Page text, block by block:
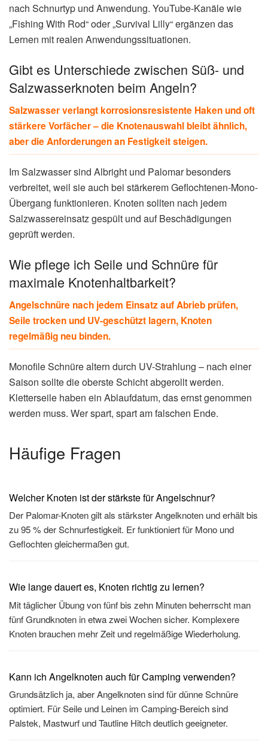
nach Schnurtyp und Anwendung. YouTube-Kanäle wie
„Fishing With Rod“ oder „Survival Lilly“ ergänzen das
Lernen mit realen Anwendungssituationen.
Gibt es Unterschiede zwischen Süß- und
Salzwasserknoten beim Angeln?
Salzwasser verlangt korrosionsresistente Haken und oft
stärkere Vorfächer – die Knotenauswahl bleibt ähnlich,
aber die Anforderungen an Festigkeit steigen.
Im Salzwasser sind Albright und Palomar besonders
verbreitet, weil sie auch bei stärkerem Geflochtenen-Mono-
Übergang funktionieren. Knoten sollten nach jedem
Salzwassereinsatz gespült und auf Beschädigungen
geprüft werden.
Wie pflege ich Seile und Schnüre für
maximale Knotenhaltbarkeit?
Angelschnüre nach jedem Einsatz auf Abrieb prüfen,
Seile trocken und UV-geschützt lagern, Knoten
regelmäßig neu binden.
Monofile Schnüre altern durch UV-Strahlung – nach einer
Saison sollte die oberste Schicht abgerollt werden.
Kletterseile haben ein Ablaufdatum, das ernst genommen
werden muss. Wer spart, spart am falschen Ende.
Häufige Fragen
Welcher Knoten ist der stärkste für Angelschnur?
Der Palomar-Knoten gilt als stärkster Angelknoten und erhält bis
zu 95 % der Schnurfestigkeit. Er funktioniert für Mono und
Geflochten gleichermaßen gut.
Wie lange dauert es, Knoten richtig zu lernen?
Mit täglicher Übung von fünf bis zehn Minuten beherrscht man
fünf Grundknoten in etwa zwei Wochen sicher. Komplexere
Knoten brauchen mehr Zeit und regelmäßige Wiederholung.
Kann ich Angelknoten auch für Camping verwenden?
Grundsätzlich ja, aber Angelknoten sind für dünne Schnüre
optimiert. Für Seile und Leinen im Camping-Bereich sind
Palstek, Mastwurf und Tautline Hitch deutlich geeigneter.